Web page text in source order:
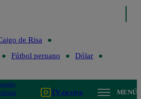
de Risa
Fútbol peruano
Dólar
TV en vivo MENÚ